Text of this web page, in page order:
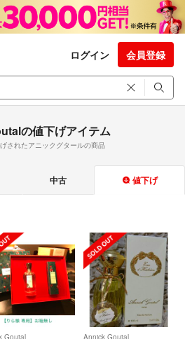
ログイン 会員登録
の値下げアイテム
されたアニックグタールの商品
中古 値下げ
Goutal Annick Goutal